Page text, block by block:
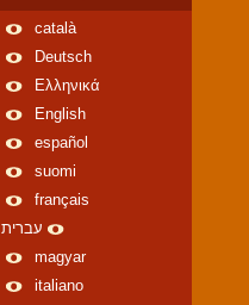
català
Deutsch
Ελληνικά
English
español
suomi
français
עברית
magyar
italiano